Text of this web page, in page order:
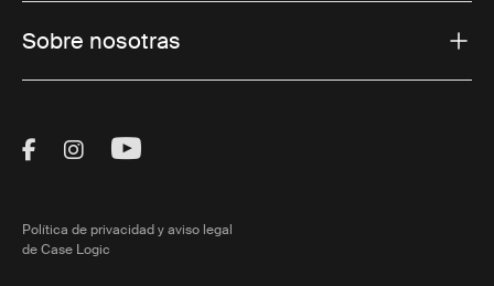
Sobre nosotras
Visit Thule on Facebook (external link)
Visit Thule on Instagram (external link)
Visit Thule on Youtube (external
Política de privacidad y aviso legal
de Case Logic